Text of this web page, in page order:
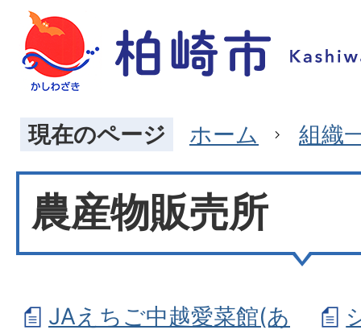
現在のページ ホーム 組織
農産物販売所
JAえちご中越愛菜館(あ